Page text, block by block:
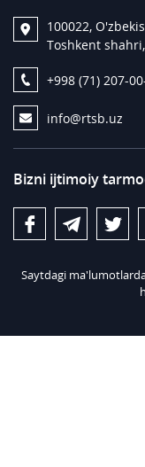
100022,
Toshkent
+998 (71) 207-
info@rtsb.uz
Bizni ijtimoiy
Saytdagi